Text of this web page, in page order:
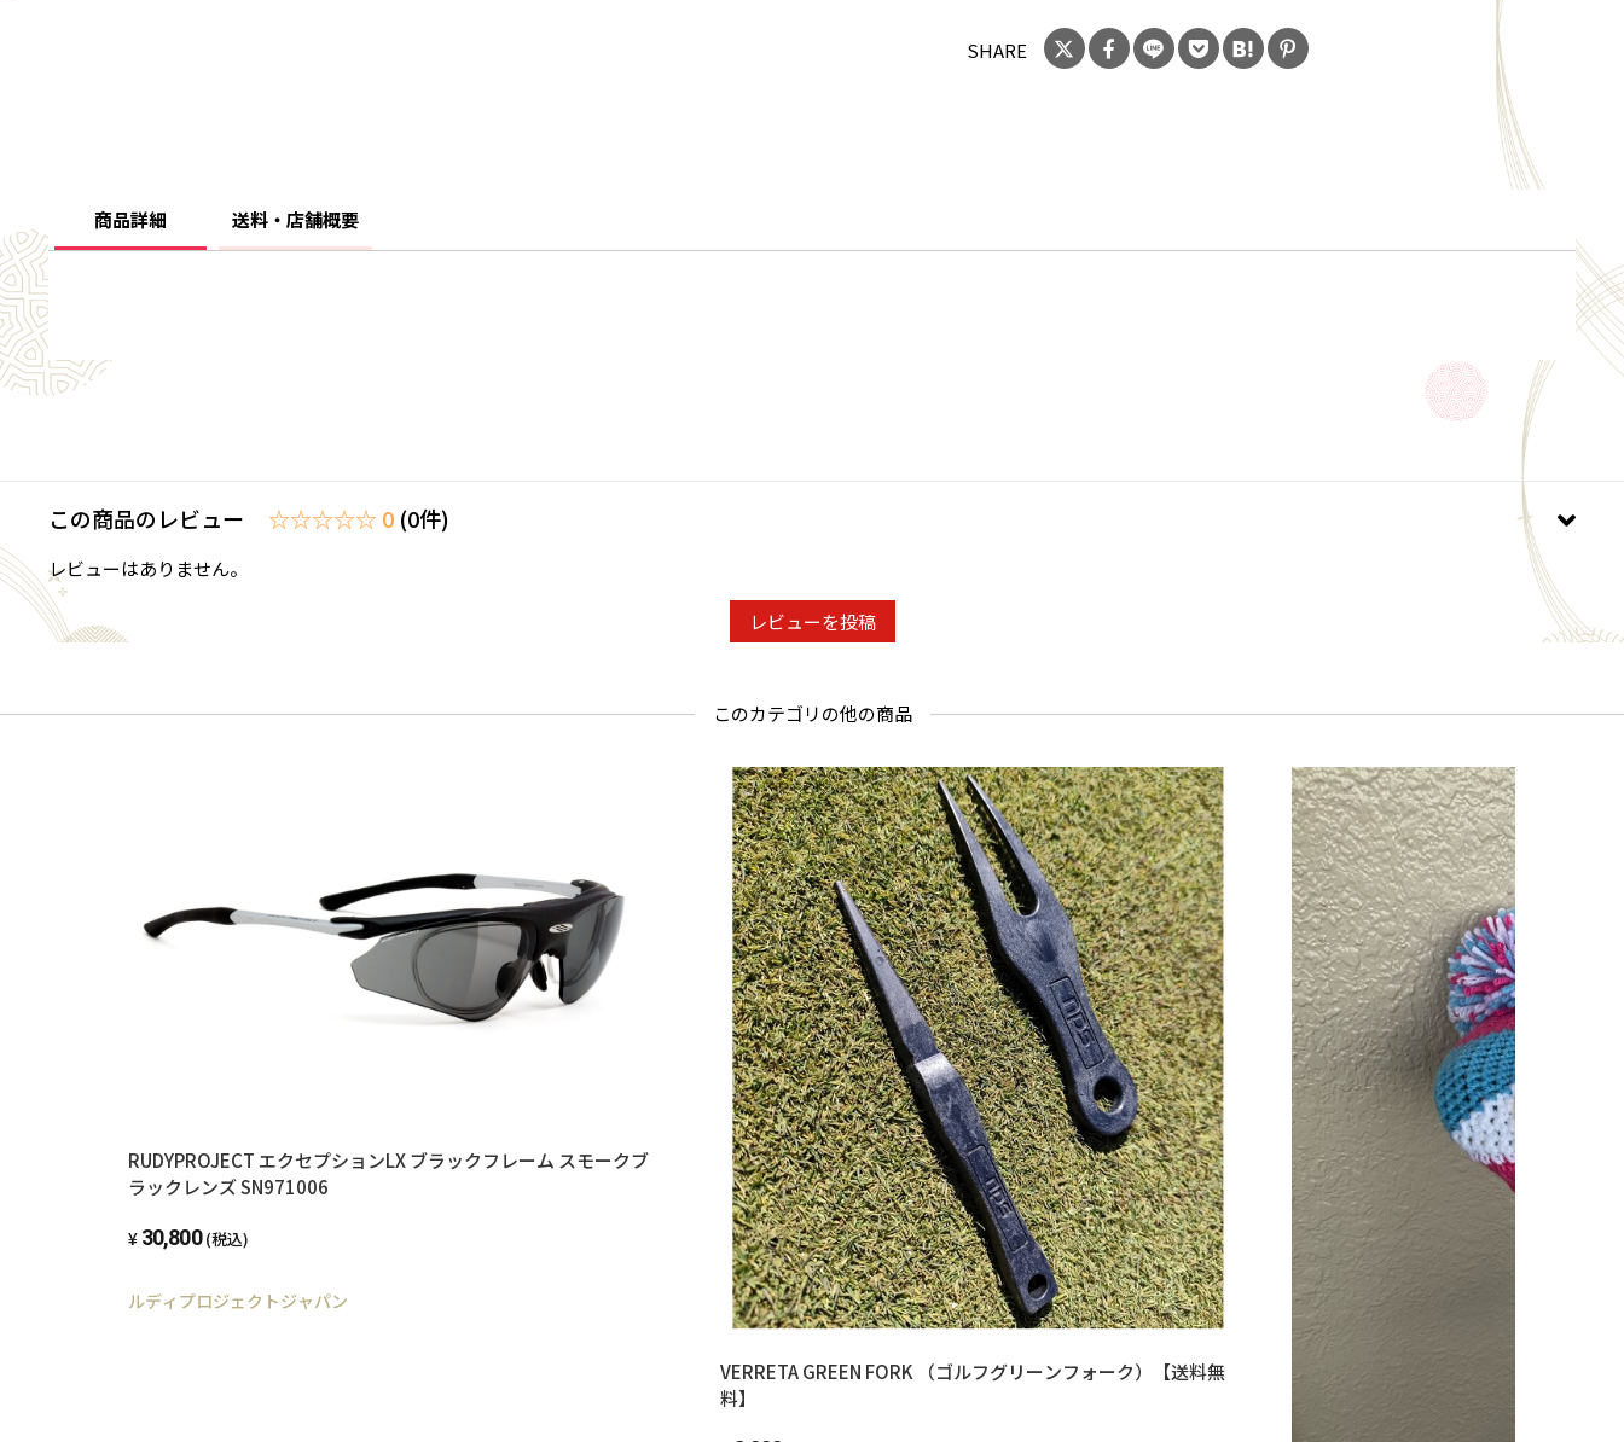
使用上の注意
●メントールの冷感刺激に弱い方、アルコール過敏症の方、特に
●傷、はれもの、湿疹等異常のあるところ、顔、粘膜、除毛直後
●目に入らないよう注意し、目に入った時は、すぐに充分洗い流
●ピアスやイヤリングをつけている場合は、引っかからないよう
リニューアルによる商品名・容量・パッケージ等の変更が予告な
く行われる場合があります
SHARE
商品詳細 送料・店舗概要
この商品のレビュー ☆☆☆☆☆ 0 (0件)
レビューはありません。
レビューを投稿
このカテゴリの他の商品
RUDYPROJECT エクセプションLX ブラックフレーム スモークブ
ラックレンズ SN971006
30,800 (税込)
ルディプロジェクトジャパン
VERRETA GREEN FORK （ゴルフグリーンフォーク）【送料無
料】